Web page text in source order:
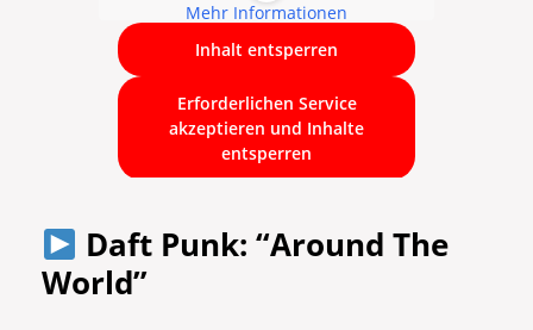
Mehr Informationen
Inhalt entsperren
Erforderlichen Service
akzeptieren und Inhalte
entsperren
Daft Punk: “Around The
World”